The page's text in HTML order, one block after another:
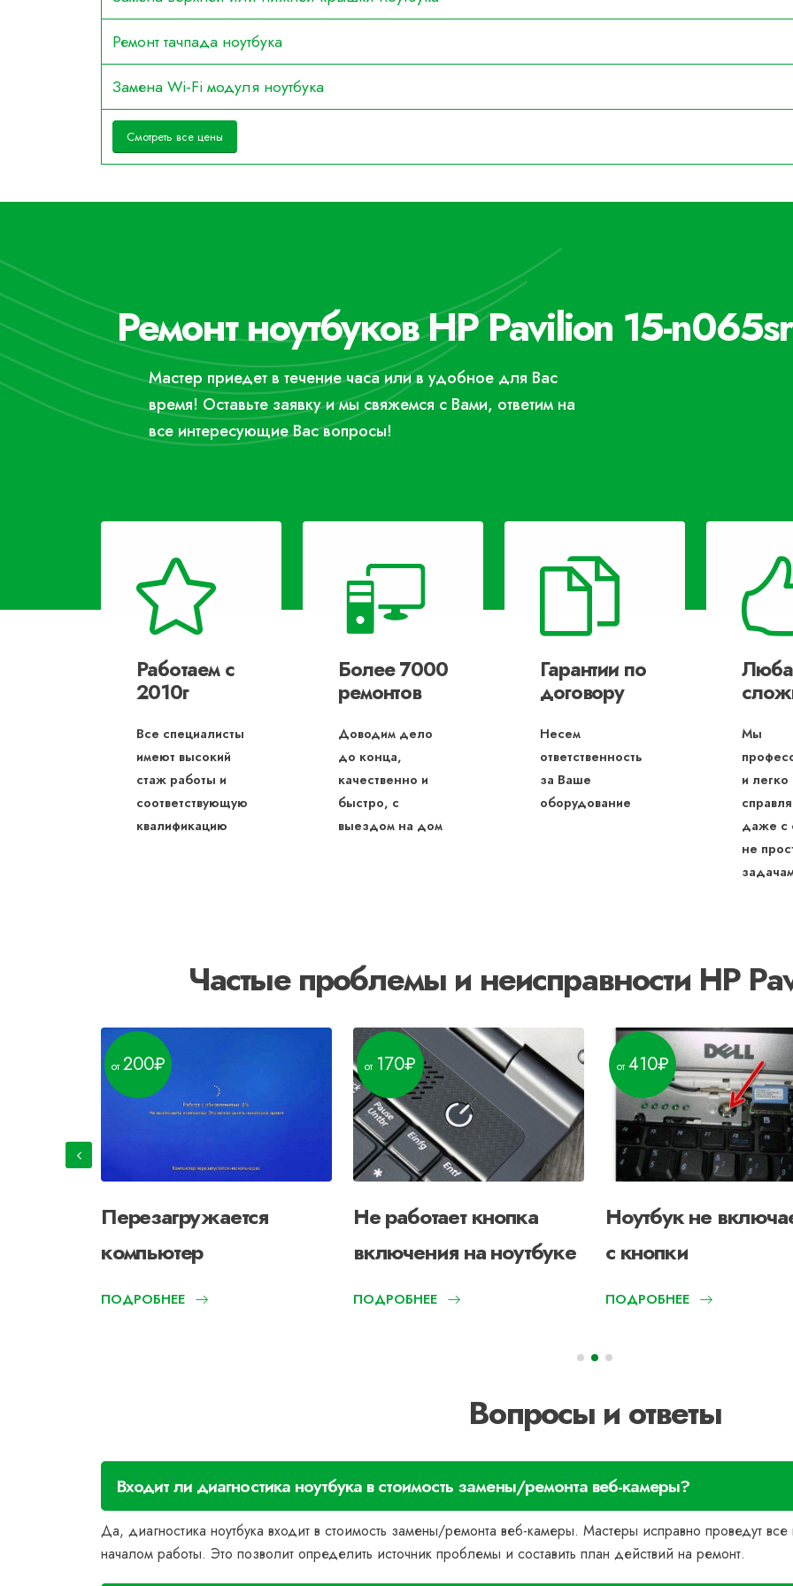
Ремонт тачпада ноутбука
Замена Wi-Fi модуля ноутбука
Смотреть все цены
Ремонт ноутбуков HP Pavilion 15-
Мастер приедет в течение часа или в удобное для Вас
время! Оставьте заявку и мы свяжемся с Вами, ответим на
все интересующие Вас вопросы!
Работаем с
2010г
Все специалисты
имеют высокий
стаж работы и
соответствующую
квалификацию
Более 7000
ремонтов
Доводим дело
до конца,
качественно и
быстро, с
выездом на дом
Гарантии по
договору
Несем
ответственность
за Ваше
оборудование
Мы
и легко
даже с
не
Частые проблемы и неисправности HP
Перезагружается
компьютер
200
ПОДРОБНЕЕ
Не работает кнопка
включения на ноутбуке
170
ПОДРОБНЕЕ
Ноутбук не
с кнопки
410
ПОДРОБНЕЕ
Вопросы и ответы
Входит ли диагностика ноутбука в стоимость замены/ремонта веб-камеры?
Да, диагностика ноутбука входит в стоимость замены/ремонта веб-камеры. Мастеры исправно проведут
началом работы. Это позволит определить источник проблемы и составить план действий на ремонт.